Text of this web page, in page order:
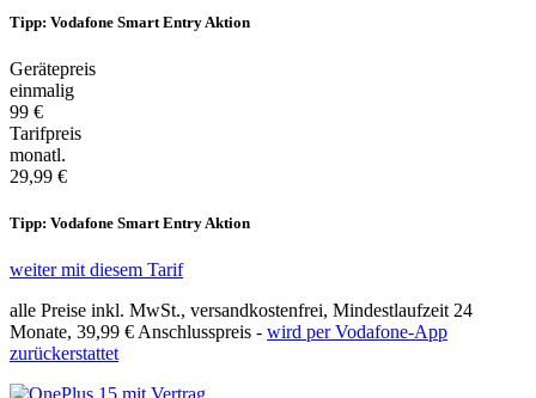
Tipp: Vodafone Smart Entry Aktion
Gerätepreis
einmalig
99 €
Tarifpreis
monatl.
29,99 €
Tipp: Vodafone Smart Entry Aktion
weiter mit diesem Tarif
alle Preise inkl. MwSt., versandkostenfrei, Mindestlaufzeit 24
Monate, 39,99 € Anschlusspreis - wird per Vodafone-App
zurückerstattet